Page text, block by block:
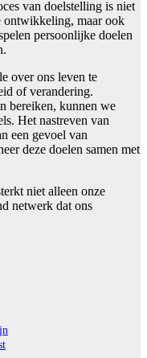
van doelstelling is niet
ontwikkeling, maar ook
persoonlijke doelen
over ons leven te
of verandering.
bereiken, kunnen we
Het nastreven van
een gevoel van
deze doelen samen met
niet alleen onze
netwerk dat ons